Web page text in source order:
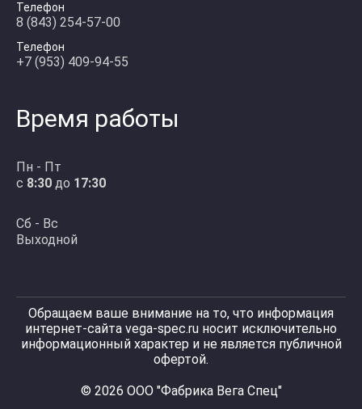
Телефон
8 (843) 254-57-00
Телефон
+7 (953) 409-94-55
Время работы
Пн - Пт
с 8:30 до 17:30
Сб - Вс
Выходной
© 2026 ООО "Фабрика Вега Спец"
Обращаем ваше внимание на то, что информация
интернет-сайта vega-spec.ru носит исключительно
информационный характер и не является публичной
офертой.